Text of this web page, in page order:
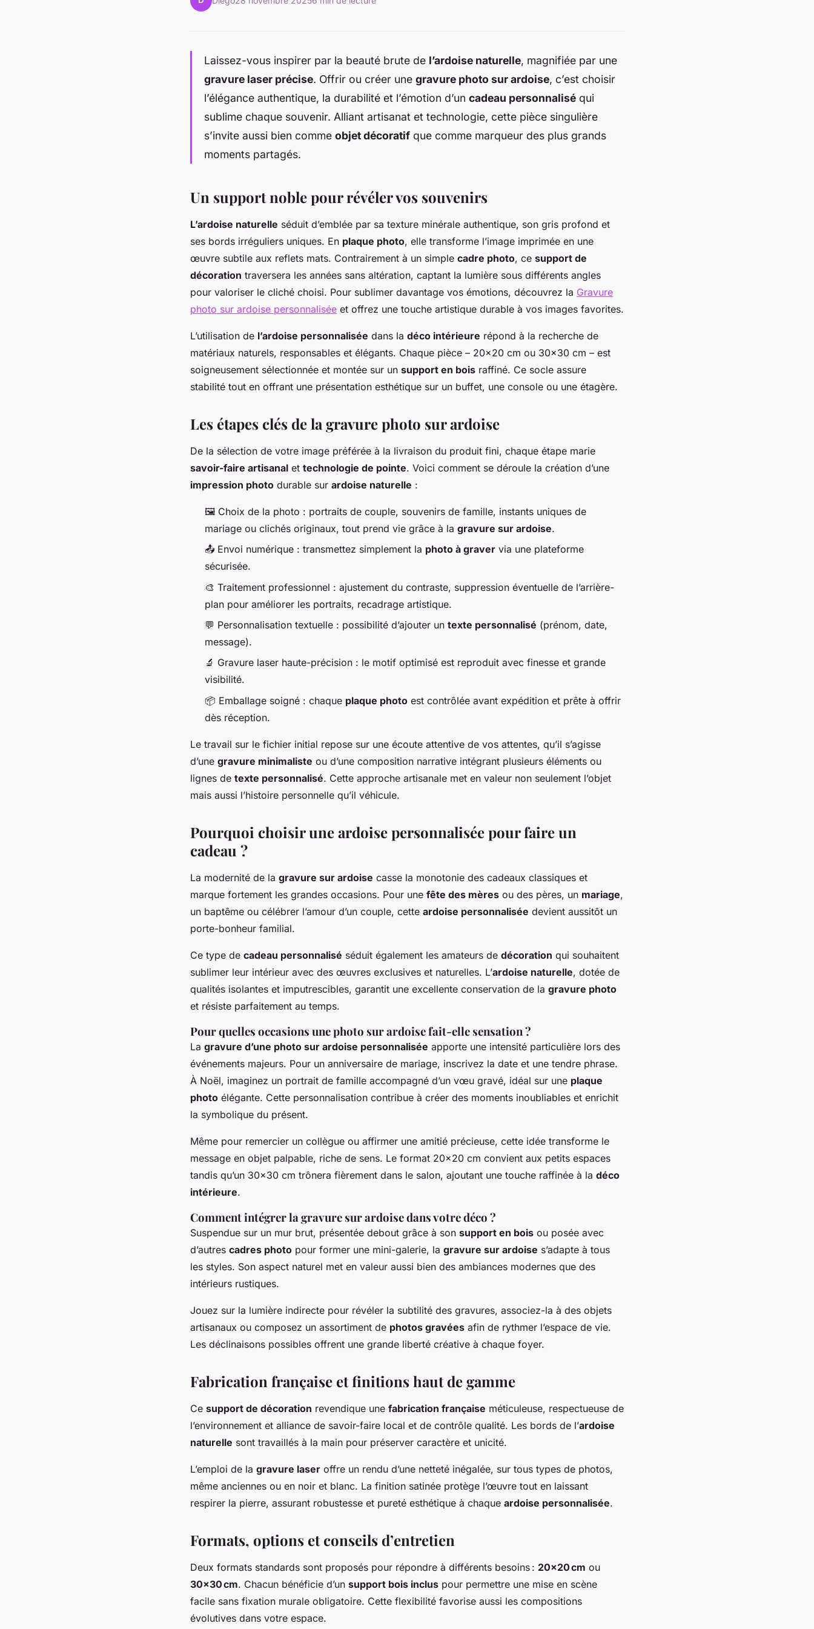
Laissez-vous inspirer par la beauté brute de l’ardoise naturelle, magnifiée par une
gravure laser précise. Offrir ou créer une gravure photo sur ardoise, c’est choisir
l’élégance authentique, la durabilité et l’émotion d’un cadeau personnalisé qui
sublime chaque souvenir. Alliant artisanat et technologie, cette pièce singulière
s’invite aussi bien comme objet décoratif que comme marqueur des plus grands
moments partagés.
Un support noble pour révéler vos souvenirs
L’ardoise naturelle séduit d’emblée par sa texture minérale authentique, son gris profond et
ses bords irréguliers uniques. En plaque photo, elle transforme l’image imprimée en une
œuvre subtile aux reflets mats. Contrairement à un simple cadre photo, ce support de
décoration traversera les années sans altération, captant la lumière sous différents angles
pour valoriser le cliché choisi. Pour sublimer davantage vos émotions, découvrez la Gravure
photo sur ardoise personnalisée et offrez une touche artistique durable à vos images favorites.
L’utilisation de l’ardoise personnalisée dans la déco intérieure répond à la recherche de
matériaux naturels, responsables et élégants. Chaque pièce – 20×20 cm ou 30×30 cm – est
soigneusement sélectionnée et montée sur un support en bois raffiné. Ce socle assure
stabilité tout en offrant une présentation esthétique sur un buffet, une console ou une étagère.
Les étapes clés de la gravure photo sur ardoise
De la sélection de votre image préférée à la livraison du produit fini, chaque étape marie
savoir-faire artisanal et technologie de pointe. Voici comment se déroule la création d’une
impression photo durable sur ardoise naturelle :
🖼️ Choix de la photo : portraits de couple, souvenirs de famille, instants uniques de
mariage ou clichés originaux, tout prend vie grâce à la gravure sur ardoise.
📤 Envoi numérique : transmettez simplement la photo à graver via une plateforme
sécurisée.
🎨 Traitement professionnel : ajustement du contraste, suppression éventuelle de l’arrière-
plan pour améliorer les portraits, recadrage artistique.
💬 Personnalisation textuelle : possibilité d’ajouter un texte personnalisé (prénom, date,
message).
🔬 Gravure laser haute-précision : le motif optimisé est reproduit avec finesse et grande
visibilité.
📦 Emballage soigné : chaque plaque photo est contrôlée avant expédition et prête à offrir
dès réception.
Le travail sur le fichier initial repose sur une écoute attentive de vos attentes, qu’il s’agisse
d’une gravure minimaliste ou d’une composition narrative intégrant plusieurs éléments ou
lignes de texte personnalisé. Cette approche artisanale met en valeur non seulement l’objet
mais aussi l’histoire personnelle qu’il véhicule.
Pourquoi choisir une ardoise personnalisée pour faire un
cadeau ?
La modernité de la gravure sur ardoise casse la monotonie des cadeaux classiques et
marque fortement les grandes occasions. Pour une fête des mères ou des pères, un mariage,
un baptême ou célébrer l’amour d’un couple, cette ardoise personnalisée devient aussitôt un
porte-bonheur familial.
Ce type de cadeau personnalisé séduit également les amateurs de décoration qui souhaitent
sublimer leur intérieur avec des œuvres exclusives et naturelles. L’ardoise naturelle, dotée de
qualités isolantes et imputrescibles, garantit une excellente conservation de la gravure photo
et résiste parfaitement au temps.
Pour quelles occasions une photo sur ardoise fait-elle sensation ?
La gravure d’une photo sur ardoise personnalisée apporte une intensité particulière lors des
événements majeurs. Pour un anniversaire de mariage, inscrivez la date et une tendre phrase.
À Noël, imaginez un portrait de famille accompagné d’un vœu gravé, idéal sur une plaque
photo élégante. Cette personnalisation contribue à créer des moments inoubliables et enrichit
la symbolique du présent.
Même pour remercier un collègue ou affirmer une amitié précieuse, cette idée transforme le
message en objet palpable, riche de sens. Le format 20×20 cm convient aux petits espaces
tandis qu’un 30×30 cm trônera fièrement dans le salon, ajoutant une touche raffinée à la déco
intérieure.
Comment intégrer la gravure sur ardoise dans votre déco ?
Suspendue sur un mur brut, présentée debout grâce à son support en bois ou posée avec
d’autres cadres photo pour former une mini-galerie, la gravure sur ardoise s’adapte à tous
les styles. Son aspect naturel met en valeur aussi bien des ambiances modernes que des
intérieurs rustiques.
Jouez sur la lumière indirecte pour révéler la subtilité des gravures, associez-la à des objets
artisanaux ou composez un assortiment de photos gravées afin de rythmer l’espace de vie.
Les déclinaisons possibles offrent une grande liberté créative à chaque foyer.
Fabrication française et finitions haut de gamme
Ce support de décoration revendique une fabrication française méticuleuse, respectueuse de
l’environnement et alliance de savoir-faire local et de contrôle qualité. Les bords de l’ardoise
naturelle sont travaillés à la main pour préserver caractère et unicité.
L’emploi de la gravure laser offre un rendu d’une netteté inégalée, sur tous types de photos,
même anciennes ou en noir et blanc. La finition satinée protège l’œuvre tout en laissant
respirer la pierre, assurant robustesse et pureté esthétique à chaque ardoise personnalisée.
Formats, options et conseils d’entretien
Deux formats standards sont proposés pour répondre à différents besoins : 20×20 cm ou
30×30 cm. Chacun bénéficie d’un support bois inclus pour permettre une mise en scène
facile sans fixation murale obligatoire. Cette flexibilité favorise aussi les compositions
évolutives dans votre espace.